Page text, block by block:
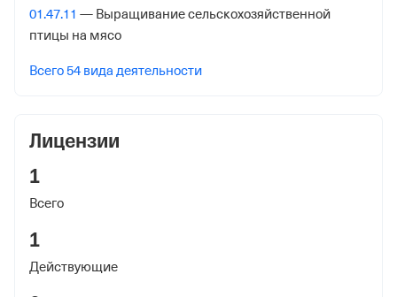
1102267620
Дата регистрации
7 декабря 2022
Страхования Российской Федерации по гор. Москве и
Московской обл.
Регистрационный номер ФссРФ
1102267620
Дата регистрации
01.47.11 — Выращивание сельскохозяйственной
птицы на мясо
Всего 54 вида деятельности
Лицензии
1
Всего
1
Действующие